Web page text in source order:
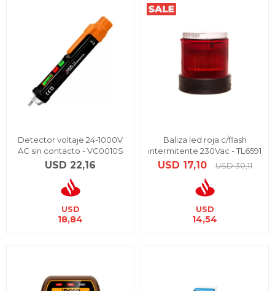
Detector voltaje 24-1000V
AC sin contacto - VC0010S
USD 22,16
USD
18,84
Baliza led roja c/flash
intermitente 230Vac - TL6591
USD 17,10 USD 30,11
USD
14,54